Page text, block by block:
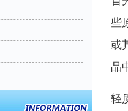
些
或
品
轻